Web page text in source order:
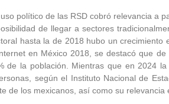
político de las RSD cobró relevancia a
de llegar a sectores
hasta la de 2018 hubo un
en México 2018, se destacó que
de la población. Mientras que en 2024
según el Instituto Nacional de
de los mexicanos, así como su